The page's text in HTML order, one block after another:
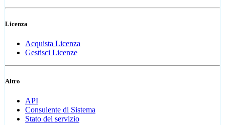
Licenza
Acquista Licenza
Gestisci Licenze
Altro
API
Consulente di Sistema
Stato del servizio